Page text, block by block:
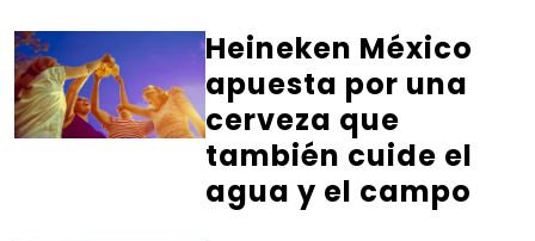
Heineken México
apuesta por una
cerveza que
también cuide el
agua y el campo